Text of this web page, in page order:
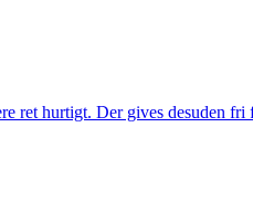
ret hurtigt. Der gives desuden